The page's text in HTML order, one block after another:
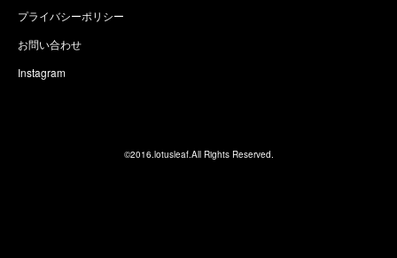
プライバシーポリシー
お問い合わせ
Instagram
©2016.lotusleaf.All Rights Reserved.